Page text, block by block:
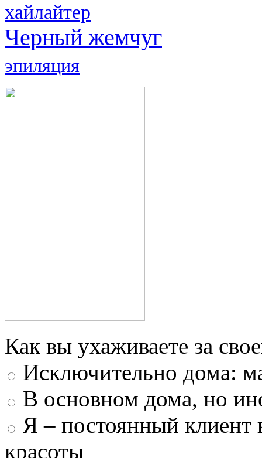
хайлайтер
Черный жемчуг
эпиляция
Как вы ухаживаете за
Исключительно дома:
В основном дома, но
Я – постоянный клиент
красоты